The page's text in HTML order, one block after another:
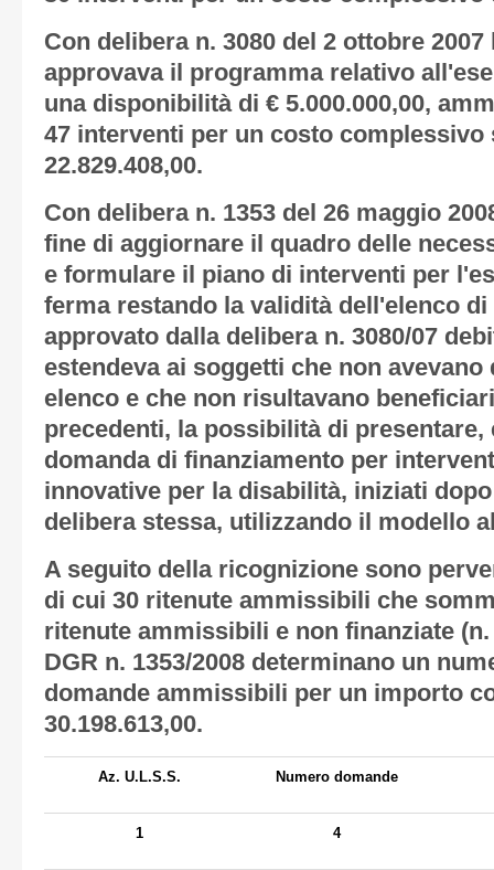
Con delibera n. 3080 del 2 ottobre
approvava il programma relativo
una disponibilità di € 5.000.000,00,
47 interventi per un costo complessivo
22.829.408,00.
Con delibera n. 1353 del 26 maggio
fine di aggiornare il quadro delle
e formulare il piano di interventi per
ferma restando la validità dell'elenco
approvato dalla delibera n. 3080/07
estendeva ai soggetti che non
elenco e che non risultavano
precedenti, la possibilità di presentare,
domanda di finanziamento per
innovative per la disabilità, iniziati
delibera stessa, utilizzando il modello
A seguito della ricognizione sono
di cui 30 ritenute ammissibili che
ritenute ammissibili e non finanziate
DGR n. 1353/2008 determinano un
domande ammissibili per un importo
30.198.613,00.
Az. U.L.S.S. Numero domande
1 4